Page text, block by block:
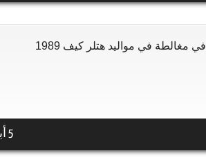
في مغالطة في مواليد هتلر كيف 1989
5 أبريل 2014 في 5:05 م